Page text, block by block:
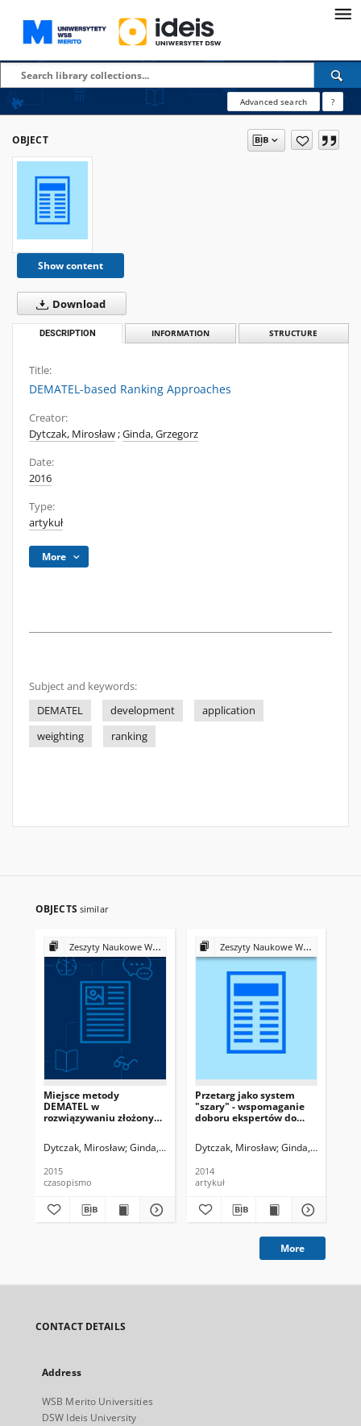
Advanced search ?
OBJECT
Show content
Download
DESCRIPTION INFORMATION STRUCTURE
Title:
DEMATEL-based Ranking Approaches
Creator:
Dytczak, Mirosław;Ginda, Grzegorz
Date:
2016
Type:
artykuł
More
Subject and keywords:
DEMATEL
development
application
weighting
ranking
OBJECTS similar
Zeszyty Naukowe Wyższej Szkoły Bankowej we Wrocławiu
Miejsce metody
DEMATEL w
rozwiązywaniu złożonych
Dytczak, Mirosław Ginda, Grzegorz
2015
czasopismo
Zeszyty Naukowe Wyższej Szkoły Bankowej we Wrocławiu
Przetarg jako system
"szary" - wspomaganie
doboru ekspertów do
Dytczak, Mirosław Ginda, Grzegorz
2014
artykuł
More
CONTACT DETAILS
Address
WSB Merito Universities
DSW Ideis University